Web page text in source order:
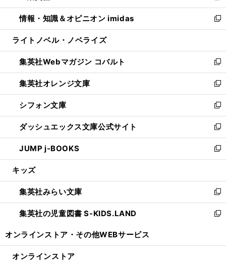
開
く
ウ
で
開
ン
ド
ウ
開
く
ウ
ィ
ン
ウ
で
開
く
し
い
ウ
ン
ド
ウ
で
開
く
情報・知識＆オピニオン imidas
新
し
ウ
ィ
ン
ド
ウ
で
開
く
ライトノベル・ノベライズ
集英社Webマガジン コバルト
新
し
い
ウ
ィ
ン
ド
ウ
で
開
集英社オレンジ文庫
新
し
い
ウ
ィ
ン
ド
ウ
開
く
シフォン文庫
新
し
い
ウ
ィ
ン
ウ
で
開
く
ダッシュエックス文庫公式サイト
新
し
い
ウ
ン
ド
ウ
で
JUMP j-BOOKS
新
し
ウ
ィ
ン
ド
開
キッズ
集英社みらい文庫
新
し
い
ン
集英社の児童図書 S-KIDS.LAND
新
ウ
オンラインストア・ その他WEBサービス
オンラインストア